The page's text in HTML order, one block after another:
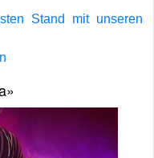
Stand mit unseren